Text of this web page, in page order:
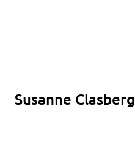
Susanne Clasberg